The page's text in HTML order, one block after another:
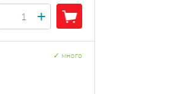
+
много